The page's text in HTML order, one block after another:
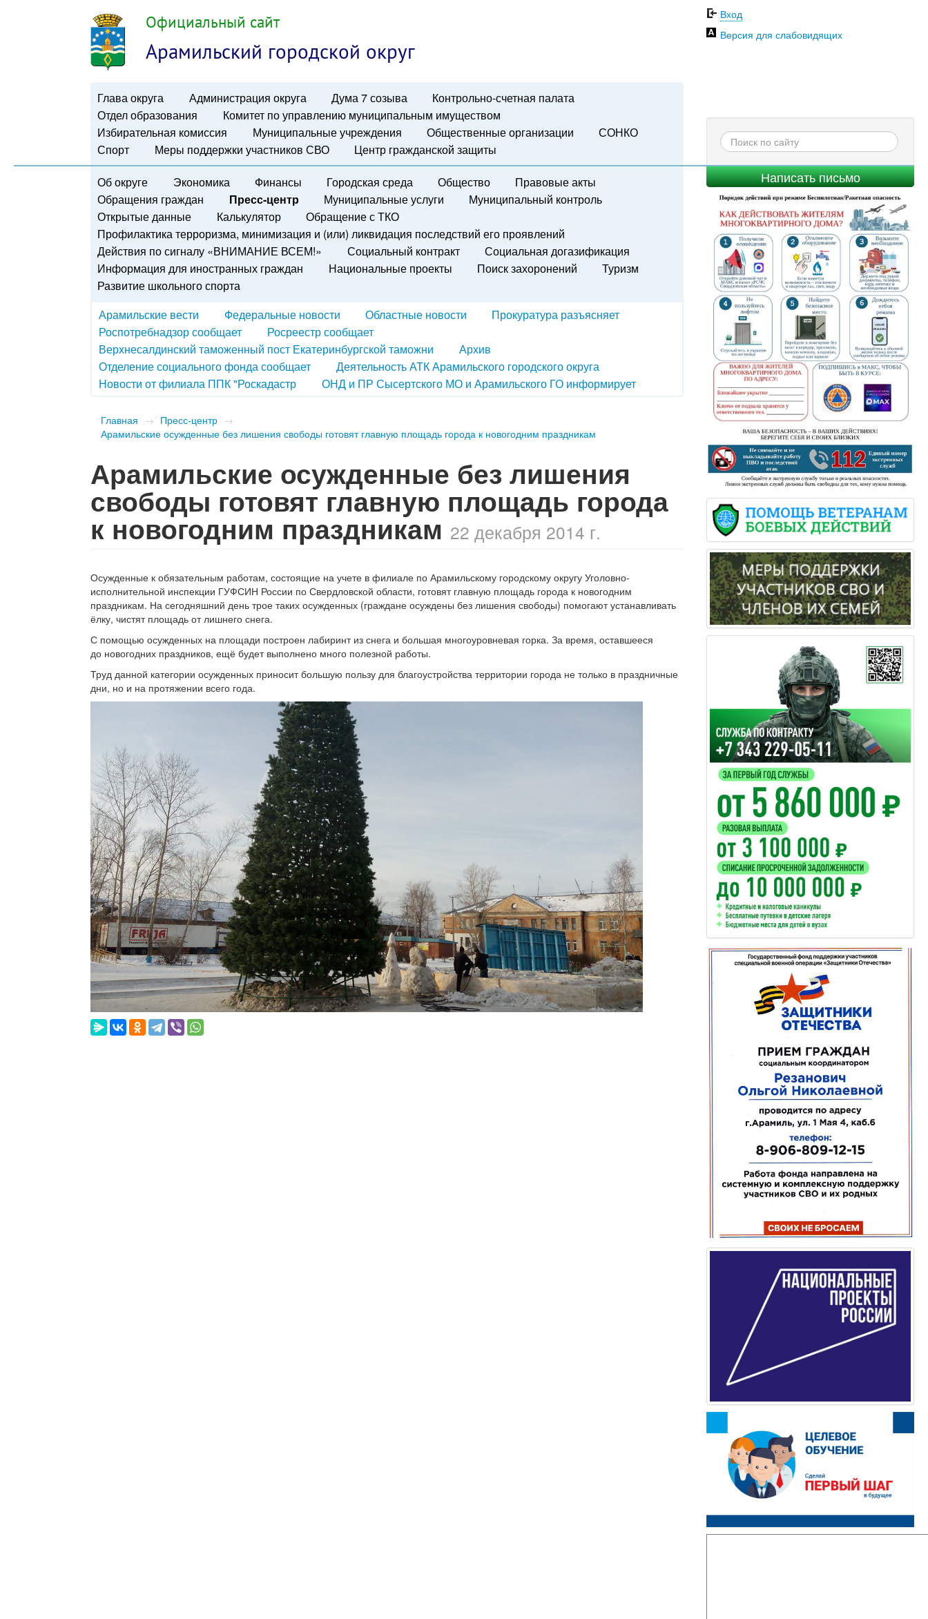
Официальный сайт
Арамильский городской округ
Глава округа Администрация округа Дума 7 созыва
Контрольно-счетная палата
Отдел образования
Комитет по управлению муниципальным имуществом
Избирательная комиссия
Муниципальные учреждения Общественные организации
СОНКО
Спорт
Меры поддержки участников СВО Центр гражданской защиты
Вход
Версия для слабовидящих
Написать письмо
Об округе Экономика Финансы Городская среда Общество
Правовые акты
Обращения граждан
Пресс-центр Муниципальные услуги
Муниципальный контроль
Открытые данные
Калькулятор
Обращение с ТКО
Профилактика терроризма, минимизация и (или) ликвидация последствий его проявлений
Действия по сигналу «ВНИМАНИЕ ВСЕМ!»
Социальный контракт
Социальная догазификация
Информация для иностранных граждан
Национальные проекты Поиск захоронений
Туризм
Развитие школьного спорта
Арамильские вести
Федеральные новости Областные новости
Прокуратура разъясняет
Роспотребнадзор сообщает
Росреестр сообщает
Верхнесалдинский таможенный пост Екатеринбургской таможни
Архив
Отделение социального фонда сообщает
Деятельность АТК Арамильского городского округа
Новости от филиала ППК "Роскадастр
ОНД и ПР Сысертского МО и Арамильского ГО информирует
Главная → Пресс-центр →
Арамильские осужденные без лишения свободы готовят главную площадь города к новогодним праздникам
Арамильские осужденные без лишения
свободы готовят главную площадь города
к новогодним праздникам 22 декабря 2014 г.
Осужденные к обязательным работам, состоящие на учете в филиале по Арамильскому городскому округу Уголовно-
исполнительной инспекции ГУФСИН России по Свердловской области, готовят главную площадь города к новогодним
праздникам. На сегодняшний день трое таких осужденных (граждане осуждены без лишения свободы) помогают устанавливать
ёлку, чистят площадь от лишнего снега.
С помощью осужденных на площади построен лабиринт из снега и большая многоуровневая горка. За время, оставшееся
до новогодних праздников, ещё будет выполнено много полезной работы.
Труд данной категории осужденных приносит большую пользу для благоустройства территории города не только в праздничные
дни, но и на протяжении всего года.